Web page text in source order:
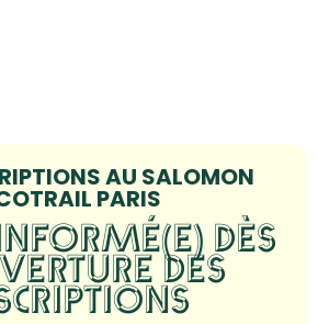
AU SALOMON
PARIS
DÈS
DES